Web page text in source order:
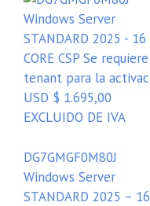
DG7GMGF0M80J
Windows Server
STANDARD 2025 – 16